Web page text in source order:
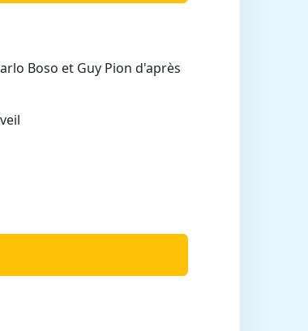
Boso et Guy Pion d'après